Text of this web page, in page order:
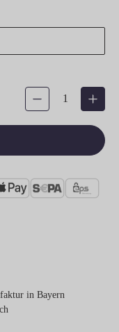
Produkt Anzahl: Gib den
in Bayern